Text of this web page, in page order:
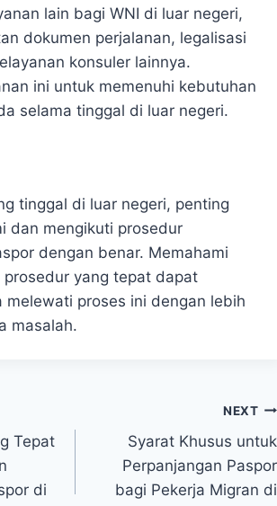
lain bagi WNI di luar negeri,
dokumen perjalanan, legalisasi
konsuler lainnya.
ini untuk memenuhi kebutuhan
selama tinggal di luar negeri.
tinggal di luar negeri, penting
dan mengikuti prosedur
dengan benar. Memahami
yang tepat dapat
melewati proses ini dengan lebih
masalah.
Tepat
di
NEXT
Syarat Khusus untuk
Perpanjangan Paspor
bagi Pekerja Migran di